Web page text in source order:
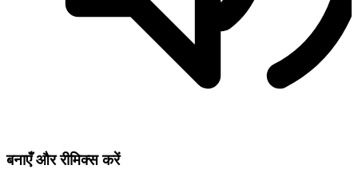
बनाएँ और रीमिक्स करें